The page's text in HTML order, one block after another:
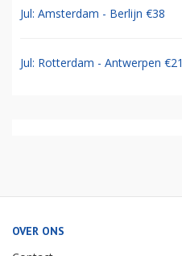
Jul: Amsterdam - Berlijn €38
Jul: Rotterdam - Antwerpen €21
OVER ONS